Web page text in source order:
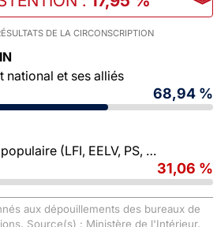
DE LA CIRCONSCRIPTION
national et ses alliés
68,94 %
(LFI, EELV, PS, PCF)
31,06 %
aux dépouillements des bureaux de
Source(s) : Ministère de l'Intérieur,